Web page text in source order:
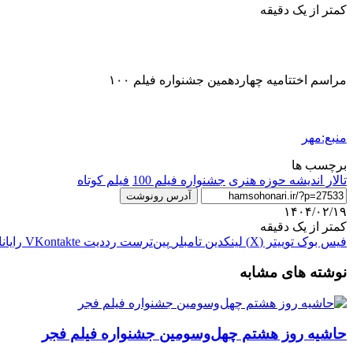
کمتر از یک دقیقه
مراسم اختتامیه چهاردهمین جشنواره فیلم ١٠٠
منبع:مهر
برچسب ها
تالار اندیشه حوزه هنری جشنواره فیلم 100 فیلم کوتاه
آدرس رونوشت
۱۴۰۴/۰۲/۱۹
کمتر از یک دقیقه
فیس بوک توییتر (X) لینکدین ‫تامبلر ‫پین‌ترست ‫رددیت ‫VKontakte
نوشته های مشابه
حاشیه روز هشتم چهل‌وسومین جشنواره فیلم فجر